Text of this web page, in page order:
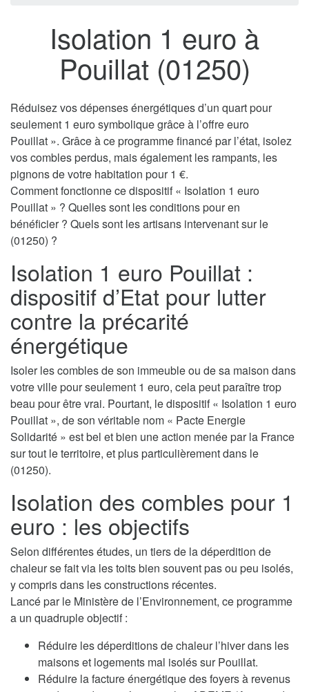
Isolation 1 euro à
Pouillat (01250)
Réduisez vos dépenses énergétiques d’un quart pour
seulement 1 euro symbolique grâce à l’offre euro
Pouillat ». Grâce à ce programme financé par l’état, isolez
vos combles perdus, mais également les rampants, les
pignons de votre habitation pour 1 €.
Comment fonctionne ce dispositif « Isolation 1 euro
Pouillat » ? Quelles sont les conditions pour en
bénéficier ? Quels sont les artisans intervenant sur le
(01250) ?
Isolation 1 euro Pouillat :
dispositif d’Etat pour lutter
contre la précarité
énergétique
Isoler les combles de son immeuble ou de sa maison dans
votre ville pour seulement 1 euro, cela peut paraître trop
beau pour être vrai. Pourtant, le dispositif « Isolation 1 euro
Pouillat », de son véritable nom « Pacte Energie
Solidarité » est bel et bien une action menée par la France
sur tout le territoire, et plus particulièrement dans le
(01250).
Isolation des combles pour 1
euro : les objectifs
Selon différentes études, un tiers de la déperdition de
chaleur se fait via les toits bien souvent pas ou peu isolés,
y compris dans les constructions récentes.
Lancé par le Ministère de l’Environnement, ce programme
a un quadruple objectif :
Réduire les déperditions de chaleur l’hiver dans les
maisons et logements mal isolés sur Pouillat.
Réduire la facture énergétique des foyers à revenus